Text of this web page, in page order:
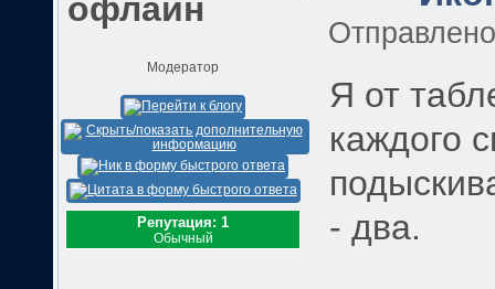
Модератор
Репутация: 1
Обычный
Я от
каждого
- два.